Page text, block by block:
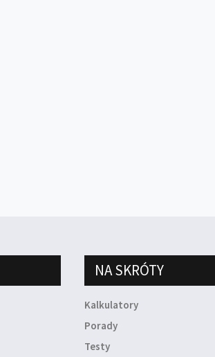
NA SKRÓTY
Kalkulatory
Porady
Testy